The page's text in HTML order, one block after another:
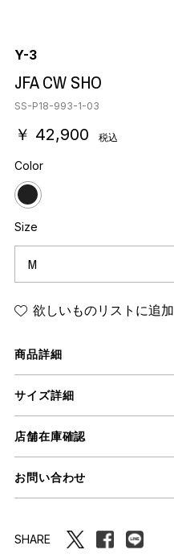
Y-3
JFA CW SHO
SS-P18-993-1-03
￥ 42,900 税込
Color
Size
欲しいものリストに追加
商品詳細
サイズ詳細
店舗在庫確認
お問い合わせ
SHARE